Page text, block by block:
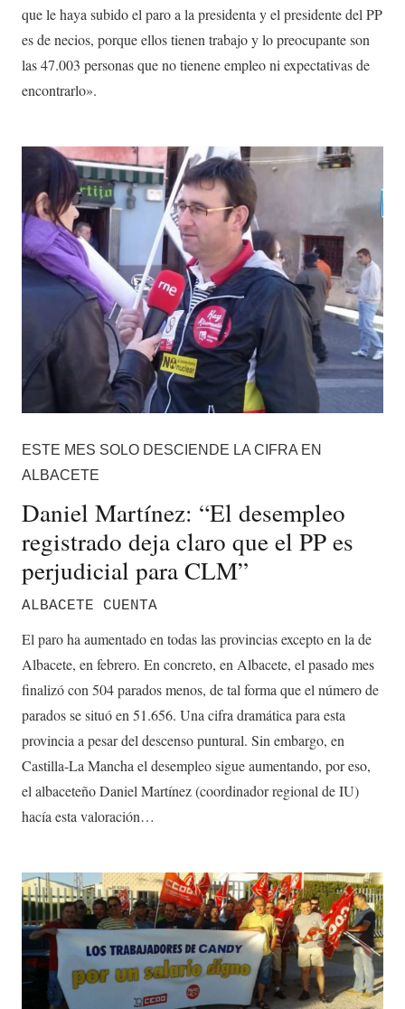
que le haya subido el paro a la presidenta y el presidente del PP
es de necios, porque ellos tienen trabajo y lo preocupante son
las 47.003 personas que no tienene empleo ni expectativas de
encontrarlo».
ESTE MES SOLO DESCIENDE LA CIFRA EN
ALBACETE
Daniel Martínez: “El desempleo
registrado deja claro que el PP es
perjudicial para CLM”
ALBACETE CUENTA
El paro ha aumentado en todas las provincias excepto en la de
Albacete, en febrero. En concreto, en Albacete, el pasado mes
finalizó con 504 parados menos, de tal forma que el número de
parados se situó en 51.656. Una cifra dramática para esta
provincia a pesar del descenso puntural. Sin embargo, en
Castilla-La Mancha el desempleo sigue aumentando, por eso,
el albaceteño Daniel Martínez (coordinador regional de IU)
hacía esta valoración…